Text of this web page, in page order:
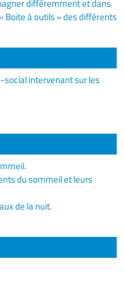
différemment et dans
Boite à outils » des différents
intervenant sur les
du sommeil et leurs
de la nuit.